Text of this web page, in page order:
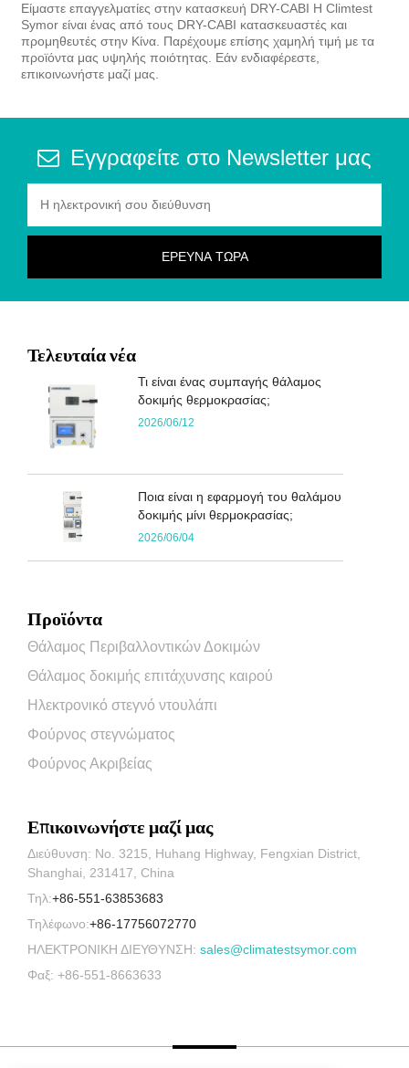
Είμαστε επαγγελματίες στην κατασκευή DRY-CABI Η Climtest
Symor είναι ένας από τους DRY-CABI κατασκευαστές και
προμηθευτές στην Κίνα. Παρέχουμε επίσης χαμηλή τιμή με τα
προϊόντα μας υψηλής ποιότητας. Εάν ενδιαφέρεστε,
επικοινωνήστε μαζί μας.
Εγγραφείτε στο Newsletter μας
Τελευταία νέα
Τι είναι ένας συμπαγής θάλαμος
δοκιμής θερμοκρασίας;
2026/06/12
Ποια είναι η εφαρμογή του θαλάμου
δοκιμής μίνι θερμοκρασίας;
2026/06/04
Προϊόντα
Θάλαμος Περιβαλλοντικών Δοκιμών
Θάλαμος δοκιμής επιτάχυνσης καιρού
Ηλεκτρονικό στεγνό ντουλάπι
Φούρνος στεγνώματος
Φούρνος Ακριβείας
Επικοινωνήστε μαζί μας
Διεύθυνση: No. 3215, Huhang Highway, Fengxian District,
Shanghai, 231417, China
Τηλ:+86-551-63853683
Τηλέφωνο:+86-17756072770
ΗΛΕΚΤΡΟΝΙΚΗ ΔΙΕΥΘΥΝΣΗ: sales@climatestsymor.com
Φαξ: +86-551-8663633